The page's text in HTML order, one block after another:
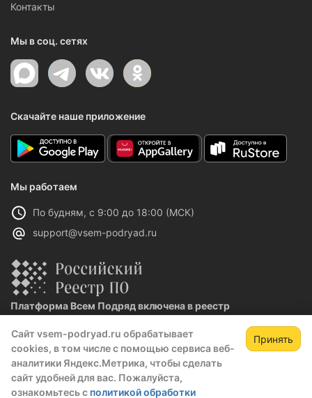
Сайт vsem-podryad.ru обрабатывает
cookies, в том числе с помощью сервиса веб-
аналитики Яндекс.Метрика, чтобы сделать
сайт удобней для вас. Пожалуйста,
ознакомьтесь с политикой обработки
Принять
Контакты
Мы в соц. сетях
Скачайте наше приложение
Мы работаем
По будням, с 9:00 до 18:00 (МСК)
support@vsem-podryad.ru
Платформа Всем Подряд включена в реестр
Реестровая запись №32021 от 06.02.2026
Политика конфиденциальности